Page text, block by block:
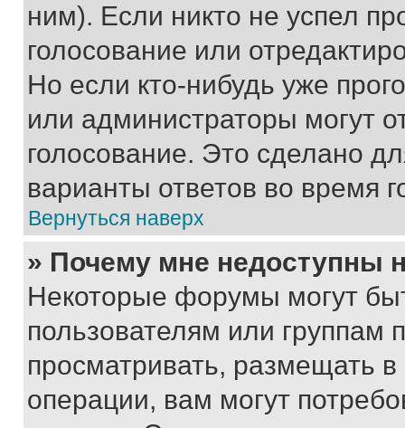
ним). Если никто не успел
голосование или
Но если кто-нибудь уже
или администраторы могут
голосование. Это сделано
варианты ответов во время
Вернуться наверх
» Почему мне недоступны
Некоторые форумы могут
пользователям или группам
просматривать, размещать
операции, вам могут